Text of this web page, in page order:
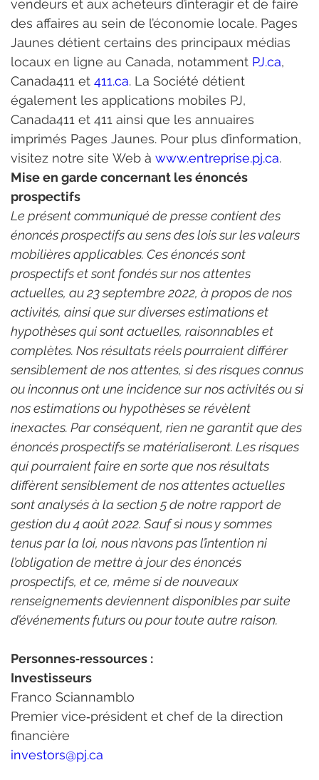
vendeurs et aux acheteurs d’interagir et de faire
des affaires au sein de l’économie locale. Pages
Jaunes détient certains des principaux médias
locaux en ligne au Canada, notamment PJ.ca,
Canada411 et 411.ca. La Société détient
également les applications mobiles PJ,
Canada411 et 411 ainsi que les annuaires
imprimés Pages Jaunes. Pour plus d’information,
visitez notre site Web à www.entreprise.pj.ca.
Mise en garde concernant les énoncés
prospectifs
Le présent communiqué de presse contient des
énoncés prospectifs au sens des lois sur les valeurs
mobilières applicables. Ces énoncés sont
prospectifs et sont fondés sur nos attentes
actuelles, au 23 septembre 2022, à propos de nos
activités, ainsi que sur diverses estimations et
hypothèses qui sont actuelles, raisonnables et
complètes. Nos résultats réels pourraient différer
sensiblement de nos attentes, si des risques connus
ou inconnus ont une incidence sur nos activités ou si
nos estimations ou hypothèses se révèlent
inexactes. Par conséquent, rien ne garantit que des
énoncés prospectifs se matérialiseront. Les risques
qui pourraient faire en sorte que nos résultats
diffèrent sensiblement de nos attentes actuelles
sont analysés à la section 5 de notre rapport de
gestion du 4 août 2022. Sauf si nous y sommes
tenus par la loi, nous n’avons pas l’intention ni
l’obligation de mettre à jour des énoncés
prospectifs, et ce, même si de nouveaux
renseignements deviennent disponibles par suite
d’événements futurs ou pour toute autre raison.
Personnes‑ressources :
Investisseurs
Franco Sciannamblo
Premier vice‑président et chef de la direction
financière
investors@pj.ca